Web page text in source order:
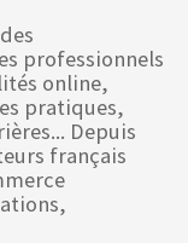
professionnels
online,
pratiques,
Depuis
français